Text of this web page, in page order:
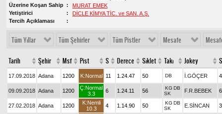
Üzerine Koşan Sahip
MURAT EMEK
Yetiştirici
DİCLE KİMYA TİC. ve SAN. A.Ş.
Tercih Açıklaması
Tüm Yıllar Tüm Şehirler Tüm Pistler Mesafe
Tarih Şehir Msf Pist S Derece Sıklet Takı Jokey
17.09.2018 Adana 1200 K:Normal 11 1.24.47 50 DB İ.GÖÇER 4
09.09.2018 Adana 1200
Ç:Normal
3.3
6 1.24.11 56 KG DB
SK
F.R.BEBEK 6
27.02.2018 Adana 1200
K:Nemli
10.3
4 1.14.90 50 KG DB
SK
E.SİNCAN 3